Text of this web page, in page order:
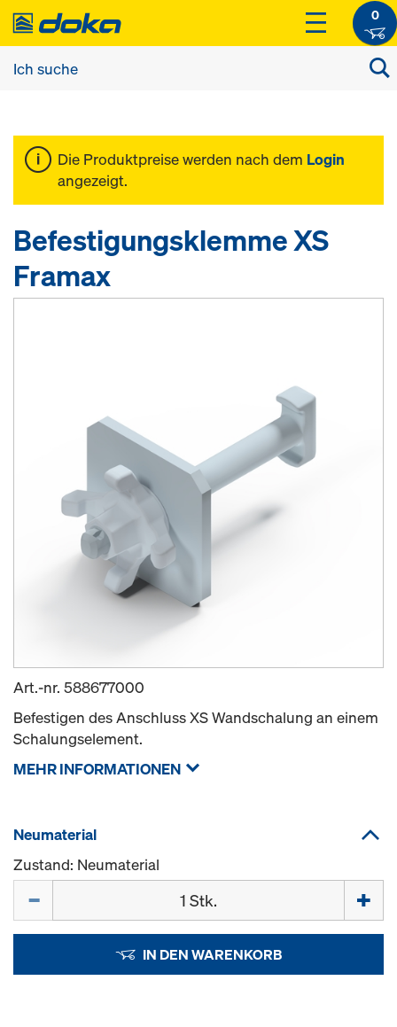
0
Die Produktpreise werden nach dem Login
angezeigt.
Befestigungsklemme XS
Framax
Art.-nr. 588677000
Befestigen des Anschluss XS Wandschalung an einem
Schalungselement.
MEHR INFORMATIONEN
Neumaterial
Zustand: Neumaterial
IN DEN WARENKORB